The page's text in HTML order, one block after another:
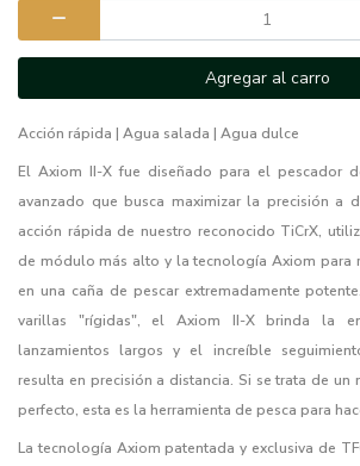
Agregar al carro
Acción rápida | Agua salada | Agua dulce
El Axiom II-X fue diseñado para el pescador
avanzado que busca maximizar la precisión a
acción rápida de nuestro reconocido TiCrX,
de módulo más alto y la tecnología Axiom para
en una caña de pescar extremadamente
varillas "rígidas", el Axiom II-X brinda la
lanzamientos largos y el increíble
resulta en precisión a distancia. Si se trata de
perfecto, esta es la herramienta de pesca para
La tecnología Axiom patentada y exclusiva de